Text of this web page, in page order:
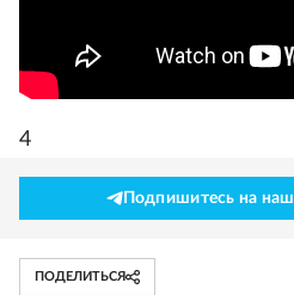
4
Подпишитесь на наш
ПОДЕЛИТЬСЯ